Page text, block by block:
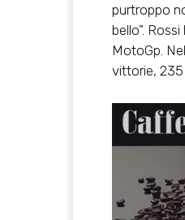
purtroppo
bello”.
MotoGp.
vittorie, 235